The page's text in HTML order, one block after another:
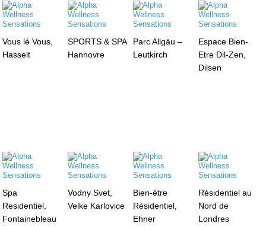
Vous lé Vous,
Hasselt
SPORTS & SPA
Hannovre
Parc Allgäu –
Leutkirch
Espace Bien-
Etre Dil-Zen,
Dilsen
Spa
Residentiel,
Fontainebleau
Vodny Svet,
Velke Karlovice
Bien-être
Résidentiel,
Ehner
Résidentiel au
Nord de
Londres